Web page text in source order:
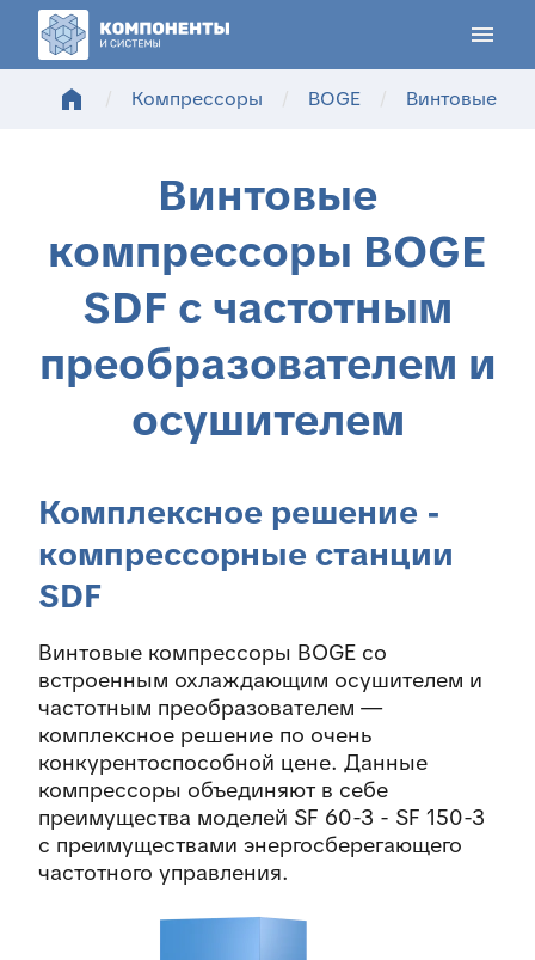
menu
home
/ Компрессоры / BOGE /
Винтовые
компрессоры BOGE
SDF с частотным
преобразователем и
осушителем
Комплексное решение -
компрессорные станции
SDF
Винтовые компрессоры BOGE со
встроенным охлаждающим осушителем и
частотным преобразователем —
комплексное решение по очень
конкурентоспособной цене. Данные
компрессоры объединяют в себе
преимущества моделей SF 60-3 - SF 150-3
с преимуществами энергосберегающего
частотного управления.